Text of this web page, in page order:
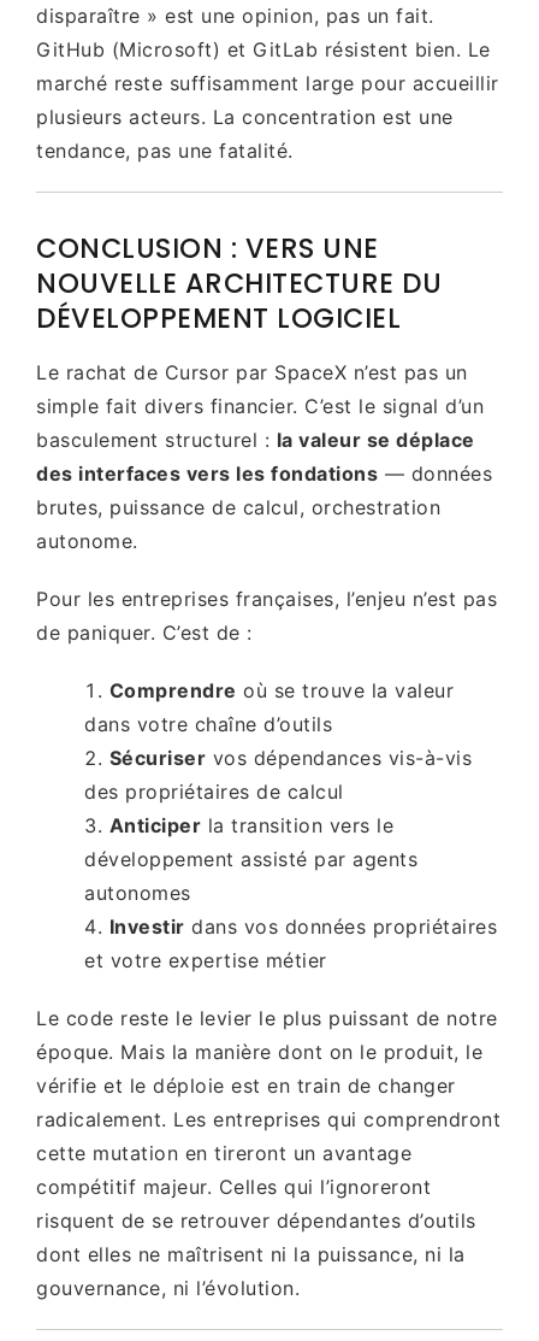
disparaître » est une opinion, pas un fait.
GitHub (Microsoft) et GitLab résistent bien. Le
marché reste suffisamment large pour accueillir
plusieurs acteurs. La concentration est une
tendance, pas une fatalité.
CONCLUSION : VERS UNE
NOUVELLE ARCHITECTURE DU
DÉVELOPPEMENT LOGICIEL
Le rachat de Cursor par SpaceX n’est pas un
simple fait divers financier. C’est le signal d’un
basculement structurel : la valeur se déplace
des interfaces vers les fondations — données
brutes, puissance de calcul, orchestration
autonome.
Pour les entreprises françaises, l’enjeu n’est pas
de paniquer. C’est de :
Comprendre où se trouve la valeur
dans votre chaîne d’outils
Sécuriser vos dépendances vis-à-vis
des propriétaires de calcul
Anticiper la transition vers le
développement assisté par agents
autonomes
Investir dans vos données propriétaires
et votre expertise métier
Le code reste le levier le plus puissant de notre
époque. Mais la manière dont on le produit, le
vérifie et le déploie est en train de changer
radicalement. Les entreprises qui comprendront
cette mutation en tireront un avantage
compétitif majeur. Celles qui l’ignoreront
risquent de se retrouver dépendantes d’outils
dont elles ne maîtrisent ni la puissance, ni la
gouvernance, ni l’évolution.